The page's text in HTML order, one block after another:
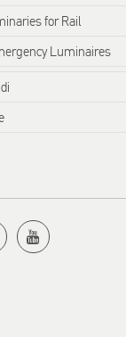
for Rail
Luminaires